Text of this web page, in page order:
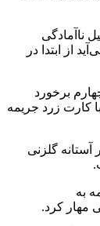
ناآمادگی
از ابتدا در
برخورد
کارت زرد جریمه
گلزنی
به
مهار کرد.